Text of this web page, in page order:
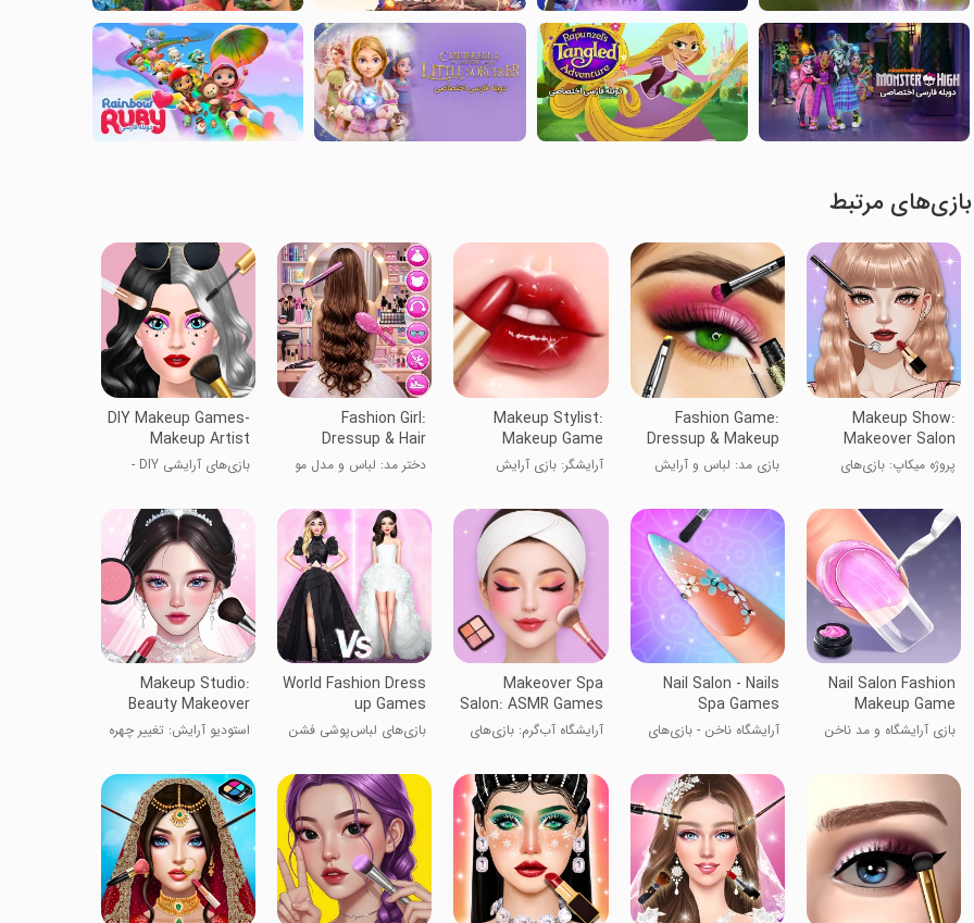
بازی‌های مرتبط
Makeup Show:
Makeover Salon
پروژه میکاپ: بازی‌های
Fashion Game:
Dressup & Makeup
بازی مد: لباس و آرایش
Makeup Stylist:
Makeup Game
آرایشگر: بازی آرایش
Fashion Girl:
Dressup & Hair
دختر مد: لباس و مدل مو
DIY Makeup Games-
Makeup Artist
بازی‌های آرایشی DIY -
Nail Salon Fashion
Makeup Game
بازی آرایشگاه و مد ناخن
Nail Salon - Nails
Spa Games
آرایشگاه ناخن - بازی‌های
Makeover Spa
Salon: ASMR Games
آرایشگاه آب‌گرم: بازی‌های
World Fashion Dress
up Games
بازی‌های لباس‌پوشی فشن
Makeup Studio:
Beauty Makeover
استودیو آرایش: تغییر چهره